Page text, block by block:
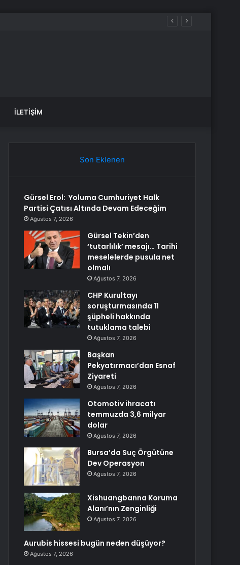
İLETIŞIM
Son Eklenen
Gürsel Erol: Yoluma Cumhuriyet Halk
Partisi Çatısı Altında Devam Edeceğim
Ağustos 7, 2026
Gürsel Tekin’den
‘tutarlılık’ mesajı… Tarihi
meselelerde pusula net
olmalı
Ağustos 7, 2026
CHP Kurultayı
soruşturmasında 11
şüpheli hakkında
tutuklama talebi
Ağustos 7, 2026
Başkan
Pekyatırmacı’dan Esnaf
Ziyareti
Ağustos 7, 2026
Otomotiv ihracatı
temmuzda 3,6 milyar
dolar
Ağustos 7, 2026
Bursa’da Suç Örgütüne
Dev Operasyon
Ağustos 7, 2026
Xishuangbanna Koruma
Alanı’nın Zenginliği
Ağustos 7, 2026
Aurubis hissesi bugün neden düşüyor?
Ağustos 7, 2026